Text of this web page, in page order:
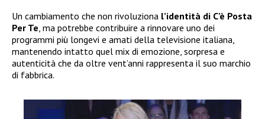
Un cambiamento che non rivoluziona l’identità di C’è Posta
Per Te , ma potrebbe contribuire a rinnovare uno dei
programmi più longevi e amati della televisione italiana,
mantenendo intatto quel mix di emozione, sorpresa e
autenticità che da oltre vent’anni rappresenta il suo marchio
di fabbrica.